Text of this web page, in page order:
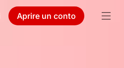
Aprire un conto